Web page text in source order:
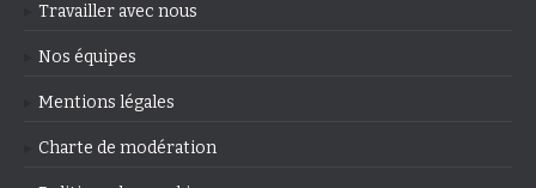
Travailler avec nous
Nos équipes
Mentions légales
Charte de modération